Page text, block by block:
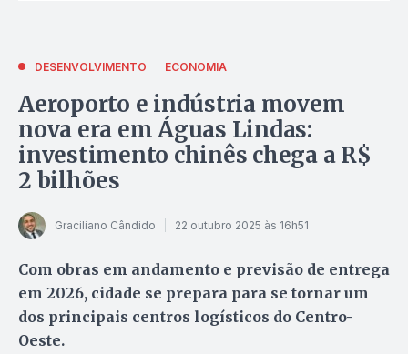
DESENVOLVIMENTO ECONOMIA
Aeroporto e indústria movem
nova era em Águas Lindas:
investimento chinês chega a R$
2 bilhões
Graciliano Cândido 22 outubro 2025 às 16h51
Com obras em andamento e previsão de entrega
em 2026, cidade se prepara para se tornar um
dos principais centros logísticos do Centro-
Oeste.